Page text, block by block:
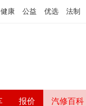
健康 公益 优选 法制
报价 汽修百科